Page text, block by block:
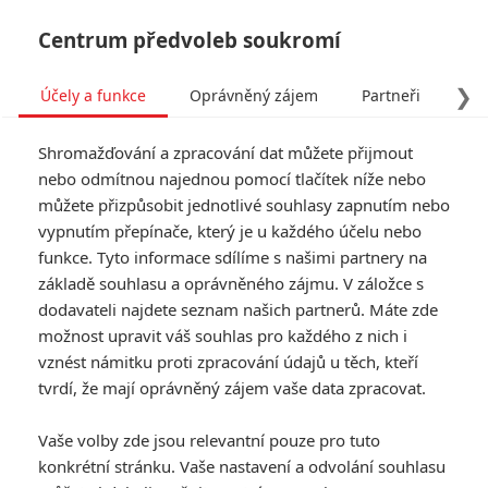
8.0/10
Dunkerk
Snímek pojednává o operaci
Dynamo. Ta měla na přelomu
evakuovat britské a francouzské
vojáky spojeneckých sil z
Centrum předvoleb soukromí
❯
Účely a funkce Oprávněný zájem Partneři
Shromažďování a zpracování dat můžete přijmout
nebo odmítnou najednou pomocí tlačítek níže nebo
můžete přizpůsobit jednotlivé souhlasy zapnutím nebo
vypnutím přepínače, který je u každého účelu nebo
funkce. Tyto informace sdílíme s našimi partnery na
základě souhlasu a oprávněného zájmu. V záložce s
dodavateli najdete seznam našich partnerů. Máte zde
možnost upravit váš souhlas pro každého z nich i
vznést námitku proti zpracování údajů u těch, kteří
tvrdí, že mají oprávněný zájem vaše data zpracovat.
Vaše volby zde jsou relevantní pouze pro tuto
konkrétní stránku. Vaše nastavení a odvolání souhlasu